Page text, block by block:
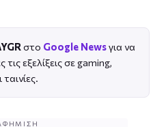
στο Google Newsγια να
εξελίξεις σε gaming,